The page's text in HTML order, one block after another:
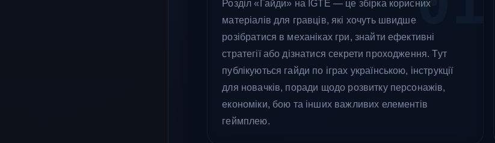
Розділ «Гайди» на IGTE — це збірка корисних
матеріалів для гравців, які хочуть швидше
розібратися в механіках гри, знайти ефективні
стратегії або дізнатися секрети проходження. Тут
публікуються гайди по іграх українською, інструкції
для новачків, поради щодо розвитку персонажів,
економіки, бою та інших важливих елементів
геймплею.